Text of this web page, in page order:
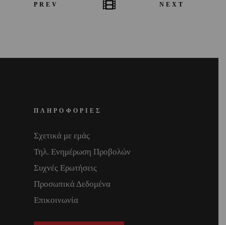
PREV NEXT
ΠΛΗΡΟΦΟΡΙΕΣ
Σχετικά με εμάς
Τηλ. Ενημέρωση Προβολών
Συχνές Ερωτήσεις
Προσωπικά Δεδομένα
Επικοινωνία